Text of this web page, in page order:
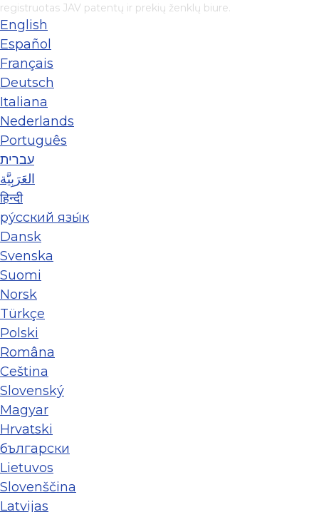
registruotas JAV patentų ir prekių ženklų biure.
English
Español
Français
Deutsch
Italiana
Nederlands
Português
עברית
العَرَبِيَّة
हिन्दी
ру́сский язы́к
Dansk
Svenska
Suomi
Norsk
Türkçe
Polski
Româna
Ceština
Slovenský
Magyar
Hrvatski
български
Lietuvos
Slovenščina
Latvijas